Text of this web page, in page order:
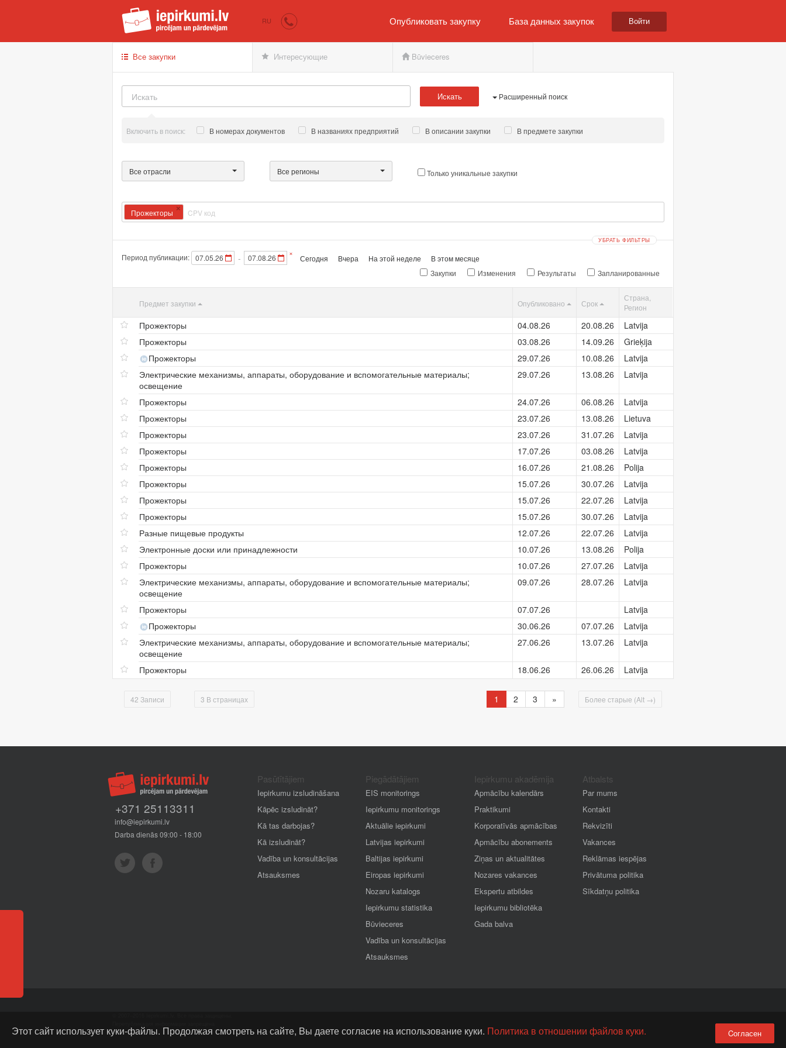
iepirkumi.lv Покупателю и продавцу
RU Опубликовать закупку База данных закупок Войти
Все закупки Интересующие Būvieceres
Искать Расширенный поиск
Включить в поиск: В номерах документов В названиях предприятий В описании закупки В предмете закупки
Все отрасли Все регионы Только уникальные закупки
Прожекторы ×
Период публикации: - ×
Сегодня Вчера На этой неделе
В этом месяце
Закупки
Изменения Результаты Запланированные
УБРАТЬ ФИЛЬТРЫ
Предмет закупки Опубликовано Срок
Страна,
Регион
Прожекторы 04.08.26 20.08.26
Latvija
Прожекторы
03.08.26 14.09.26
Grieķija
Прожекторы
29.07.26 10.08.26
Latvija
Электрические механизмы, аппараты, оборудование и вспомогательные материалы;
освещение
29.07.26 13.08.26 Latvija
Прожекторы 24.07.26 06.08.26
Latvija
Прожекторы
23.07.26 13.08.26
Lietuva
Прожекторы
23.07.26 31.07.26
Latvija
Прожекторы
17.07.26 03.08.26
Latvija
Прожекторы
16.07.26 21.08.26
Polija
Прожекторы
15.07.26 30.07.26
Latvija
Прожекторы
15.07.26 22.07.26
Latvija
Прожекторы
15.07.26 30.07.26
Latvija
Разные пищевые продукты
12.07.26 22.07.26
Latvija
Электронные доски или принадлежности
10.07.26 13.08.26
Polija
Прожекторы
10.07.26 27.07.26
Latvija
Электрические механизмы, аппараты, оборудование и вспомогательные материалы;
освещение
09.07.26 28.07.26 Latvija
Прожекторы 07.07.26
Latvija
Прожекторы
30.06.26 07.07.26
Latvija
Электрические механизмы, аппараты, оборудование и вспомогательные материалы;
освещение
27.06.26 13.07.26 Latvija
Прожекторы 18.06.26 26.06.26 Latvija
42 Записи 3 В страницах 1 2 3 » Более старые (Alt →)
+371 25113311
info@iepirkumi.lv
Darba dienās 09:00 - 18:00
Pasūtītājiem
Iepirkumu izsludināšana
Kāpēc izsludināt?
Kā tas darbojas?
Kā izsludināt?
Vadība un konsultācijas
Atsauksmes
Piegādātājiem
EIS monitorings
Iepirkumu monitorings
Aktuālie iepirkumi
Latvijas iepirkumi
Baltijas iepirkumi
Eiropas iepirkumi
Nozaru katalogs
Iepirkumu statistika
Būvieceres
Vadība un konsultācijas
Atsauksmes
Iepirkumu akadēmija
Apmācību kalendārs
Praktikumi
Korporatīvās apmācības
Apmācību abonements
Ziņas un aktualitātes
Nozares vakances
Ekspertu atbildes
Iepirkumu bibliotēka
Gada balva
Atbalsts
Par mums
Kontakti
Rekvizīti
Vakances
Reklāmas iespējas
Privātuma politika
Sīkdatņu politika
Этот сайт использует куки-файлы. Продолжая смотреть на сайте, Bы даете согласие на использование куки. Политика в отношении файлов куки. Cогласен